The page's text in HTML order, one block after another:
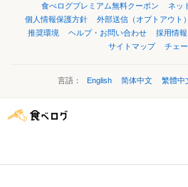
食べログプレミアム無料クーポン
ネッ
個人情報保護方針
外部送信（オプトアウト）
推奨環境
ヘルプ・お問い合わせ 採用情報
サイトマップ
チェ
言語： English 简体中文 繁體中